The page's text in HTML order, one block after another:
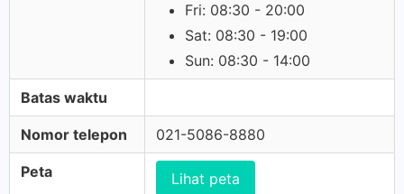
Fri: 08:30 - 20:00
Sat: 08:30 - 19:00
Sun: 08:30 - 14:00
Batas waktu
Nomor telepon 021-5086-8880
Peta Lihat peta